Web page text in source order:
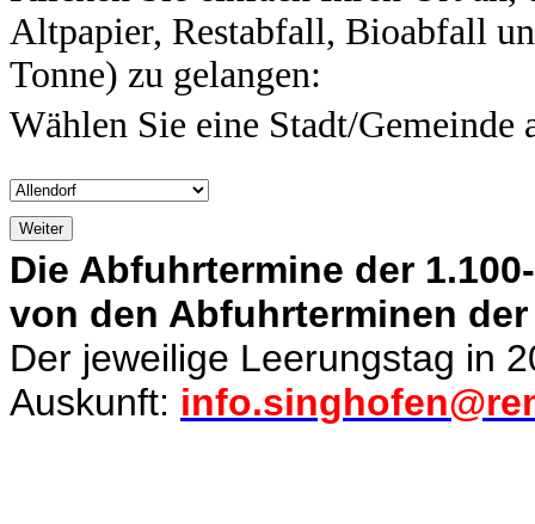
Altpapier, Restabfall, Bioabfall
Tonne) zu gelangen:
Wählen Sie eine Stadt/Gemeinde
Die Abfuhrtermine der
von den Abfuhrterminen
Der jeweilige Leerungstag in
Auskunft: